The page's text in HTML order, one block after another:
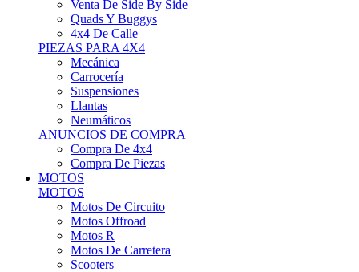
Motos R
Motos De Carretera
Scooters
Remolques
PIEZAS Y EQUIPACIONES
Despieces
Equipamiento
Neumáticos
ANUNCIOS DE COMPRA
Compra Motos
Compra Piezas
ASISTENCIA Y TALLER
ASISTENCIA Y TALLER
Camiones
Autobuses
Furgonetas
Venta De Remolques
Alquiler De Remolques O Furgones